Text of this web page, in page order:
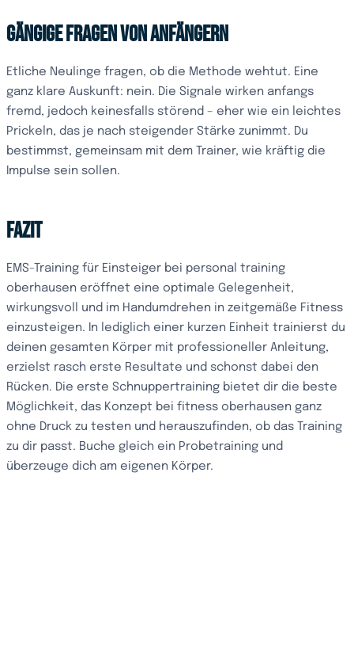
Gängige Fragen von Anfängern
Etliche Neulinge fragen, ob die Methode wehtut. Eine
ganz klare Auskunft: nein. Die Signale wirken anfangs
fremd, jedoch keinesfalls störend – eher wie ein leichtes
Prickeln, das je nach steigender Stärke zunimmt. Du
bestimmst, gemeinsam mit dem Trainer, wie kräftig die
Impulse sein sollen.
Fazit
EMS-Training für Einsteiger bei personal training
oberhausen eröffnet eine optimale Gelegenheit,
wirkungsvoll und im Handumdrehen in zeitgemäße Fitness
einzusteigen. In lediglich einer kurzen Einheit trainierst du
deinen gesamten Körper mit professioneller Anleitung,
erzielst rasch erste Resultate und schonst dabei den
Rücken. Die erste Schnuppertraining bietet dir die beste
Möglichkeit, das Konzept bei fitness oberhausen ganz
ohne Druck zu testen und herauszufinden, ob das Training
zu dir passt. Buche gleich ein Probetraining und
überzeuge dich am eigenen Körper.